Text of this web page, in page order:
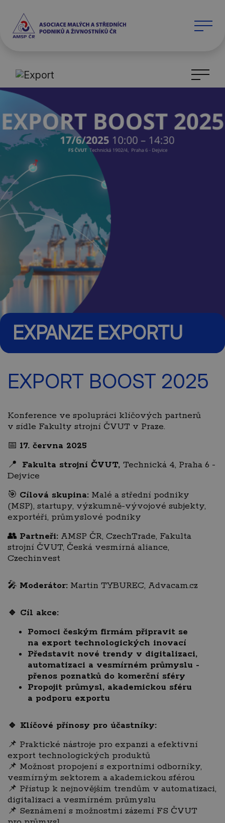
EXPANZE EXPORTU
EXPORT BOOST 2025
Konference ve spolupráci klíčových partnerů
v sídle Fakulty strojní ČVUT v Praze.
📅 17. června 2025
📍 Fakulta strojní ČVUT, Technická 4, Praha 6 -
Dejvice
🎯 Cílová skupina: Malé a střední podniky
(MSP), startupy, výzkumně-vývojové subjekty,
exportéři, průmyslové podniky
👥 Partneři: AMSP ČR, CzechTrade, Fakulta
strojní ČVUT, Česká vesmírná aliance,
Czechinvest
🎤 Moderátor: Martin TYBUREC, Advacam.cz
🔹 Cíl akce:
Pomoci českým firmám připravit se
na export technologických inovací
Představit nové trendy v digitalizaci,
automatizaci a vesmírném průmyslu -
přenos poznatků do komerční sféry
Propojit průmysl, akademickou sféru
a podporu exportu
🔹 Klíčové přínosy pro účastníky:
📌 Praktické nástroje pro expanzi a efektivní
export technologických produktů
📌 Možnost propojení s exportními odborníky,
vesmírným sektorem a akademickou sférou
📌 Přístup k nejnovějším trendům v automatizaci,
digitalizaci a vesmírném průmyslu
📌 Seznámení s možnostmi zázemí FS ČVUT